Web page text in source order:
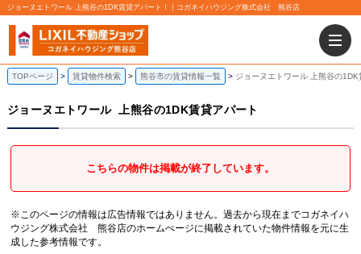
ジョーヌエトワール 上熊谷の1DK賃貸アパート！｜コガネイハウジング株式会社 熊谷店
TOPページ 賃貸物件検索 熊谷市の賃貸情報一覧 ジョーヌエトワール 上熊谷の1DK
ジョーヌエトワール 上熊谷の1DK賃貸アパート
こちらの物件は掲載が終了しています。
※このページの情報は広告情報ではありません。過去から現在までコガネイハ
ウジング株式会社 熊谷店のホームぺージに掲載されていた物件情報を元に生
成した参考情報です。